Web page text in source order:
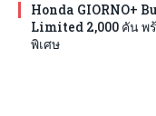
Honda GIORNO+
Limited 2,000 คัน พ
พิเศษ